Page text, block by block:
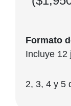
Formato
Incluye 12
2, 3, 4 y 5